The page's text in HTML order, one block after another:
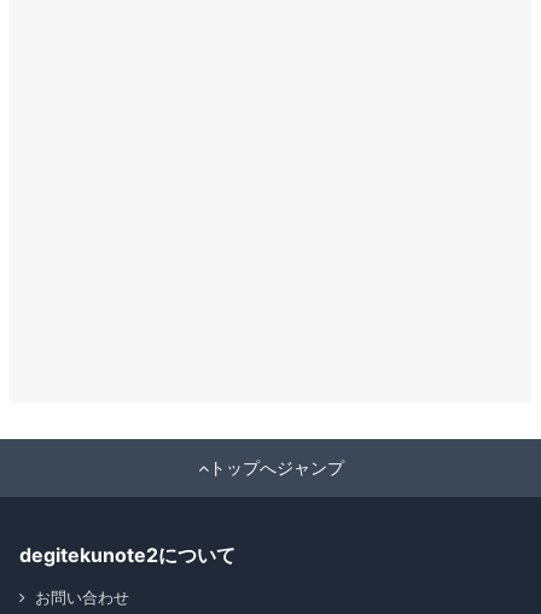
トップへジャンプ
degitekunote2について
お問い合わせ